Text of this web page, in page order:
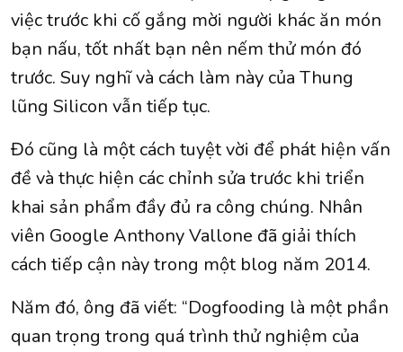
việc trước khi cố gắng mời người khác ăn món
bạn nấu, tốt nhất bạn nên nếm thử món đó
trước. Suy nghĩ và cách làm này của Thung
lũng Silicon vẫn tiếp tục.
Đó cũng là một cách tuyệt vời để phát hiện vấn
đề và thực hiện các chỉnh sửa trước khi triển
khai sản phẩm đầy đủ ra công chúng. Nhân
viên Google Anthony Vallone đã giải thích
cách tiếp cận này trong một blog năm 2014.
Năm đó, ông đã viết: “Dogfooding là một phần
quan trọng trong quá trình thử nghiệm của